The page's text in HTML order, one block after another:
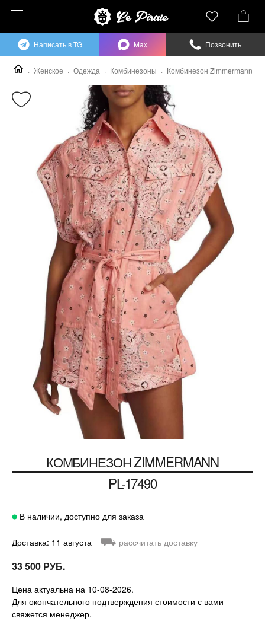
Женское Одежда Комбинезоны Комбинезон Zimmermann
КОМБИНЕЗОН ZIMMERMANN
PL-17490
В наличии, доступно для заказа
Доставка: 11 августа ⛟ рассчитать доставку
33 500 РУБ.
Цена актуальна на 10-08-2026.
Для окончательного подтверждения стоимости с вами
свяжется менеджер.
Написать в TG Max Позвонить